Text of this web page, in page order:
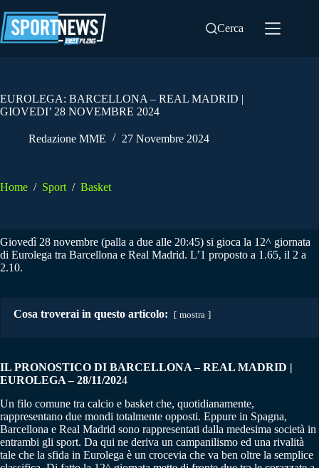
al
contenuto
Cerca
EUROLEGA: BARCELLONA – REAL MADRID |
GIOVEDI’ 28 NOVEMBRE 2024
Redazione MME 27 Novembre 2024
Home / Sport / Basket
Giovedì 28 novembre (palla a due alle 20:45) si gioca la 12^ giornata
di Eurolega tra Barcellona e Real Madrid. L’1 proposto a 1.65, il 2 a
2.10.
Cosa troverai in questo articolo: mostra
IL PRONOSTICO DI BARCELLONA – REAL MADRID |
EUROLEGA – 28/11/2024
Un filo comune tra calcio e basket che, quotidianamente,
rappresentano due mondi totalmente opposti. Eppure in Spagna,
Barcellona e Real Madrid sono rappresentati dalla medesima società in
entrambi gli sport. Da qui ne deriva un campanilismo ed una rivalità
tale che la sfida in Eurolega è un crocevia che va ben oltre la semplice